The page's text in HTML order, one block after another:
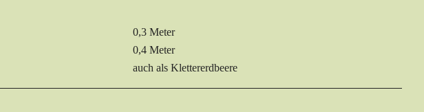
0,3 Meter
0,4 Meter
auch als Klettererdbeere